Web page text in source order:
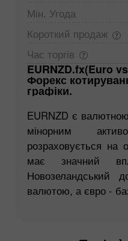
Мін. Угода
Короткий продаж
Час торгів
EURNZD.fx(Euro vs New Zealand Dollar).
Форекс
графіки.
EURNZD є
мінорним
розраховується
має значний
Новозеландський
валютою, а євро -